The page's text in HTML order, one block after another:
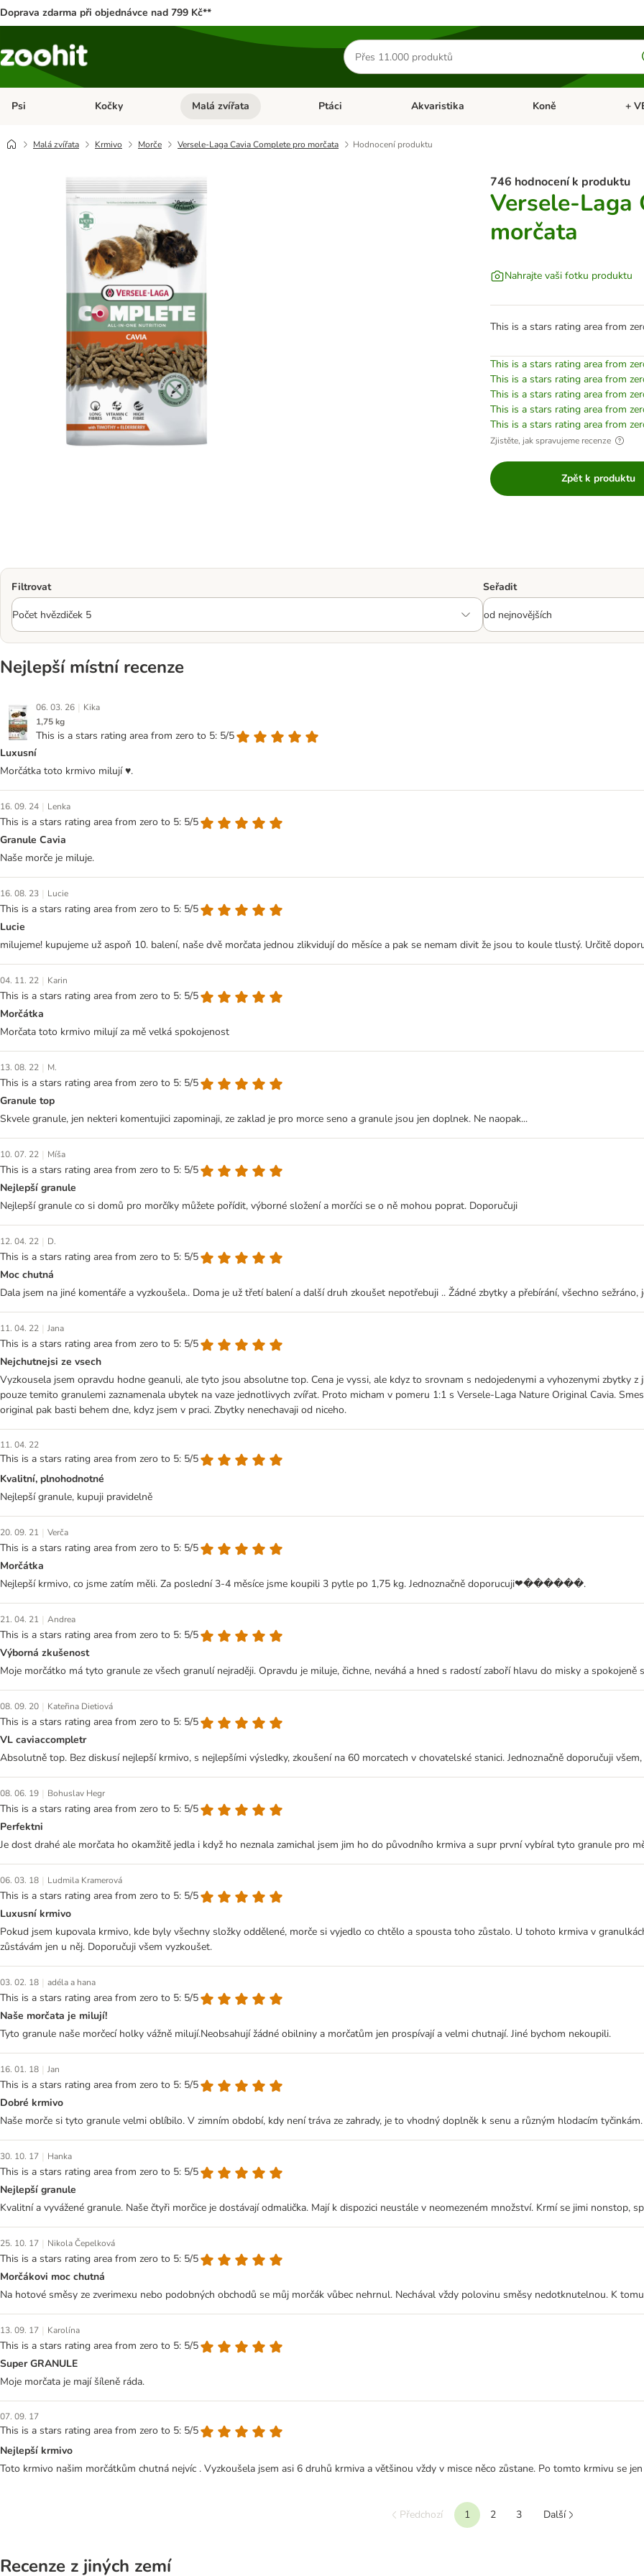
Doprava zdarma při objednávce nad 799 Kč**
Hledat
produkty
Psi Otevřít menu: Psi
Kočky Otevřít menu: Kočky
Malá zvířata Otevřít menu: Malá zvířata
Ptáci Otevřít menu: Ptáci
Akvaristika Otevřít menu: Akvaristika
Koně +
Malá zvířata Krmivo Morče Versele-Laga Cavia Complete pro morčata Hodnocení produktu
746 hodnocení k produktu
Versele-Laga
morčata
Nahrajte vaši fotku produktu
This is a stars rating area from
This is a stars rating area from
This is a stars rating area from
This is a stars rating area from
This is a stars rating area from
This is a stars rating area from
Zjistěte, jak spravujeme recenze
Zpět k produktu
Filtrovat Seřadit
Nejlepší místní recenze
06. 03. 26 | Kika
1,75 kg
This is a stars rating area from zero to 5: 5/5
Luxusní
Morčátka toto krmivo milují ♥️.
16. 09. 24 | Lenka
This is a stars rating area from zero to 5: 5/5
Granule Cavia
Naše morče je miluje.
16. 08. 23 | Lucie
This is a stars rating area from zero to 5: 5/5
Lucie
milujeme! kupujeme už aspoň 10. balení, naše dvě morčata jednou zlikvidují do měsíce a pak se nemam divit že jsou to koule tlustý. Určitě
04. 11. 22 | Karin
This is a stars rating area from zero to 5: 5/5
Morčátka
Morčata toto krmivo milují za mě velká spokojenost
13. 08. 22 | M.
This is a stars rating area from zero to 5: 5/5
Granule top
Skvele granule, jen nekteri komentujici zapominaji, ze zaklad je pro morce seno a granule jsou jen doplnek. Ne naopak...
10. 07. 22 | Míša
This is a stars rating area from zero to 5: 5/5
Nejlepší granule
Nejlepší granule co si domů pro morčíky můžete pořídit, výborné složení a morčíci se o ně mohou poprat. Doporučuji
12. 04. 22 | D.
This is a stars rating area from zero to 5: 5/5
Moc chutná
Dala jsem na jiné komentáře a vyzkoušela.. Doma je už třetí balení a další druh zkoušet nepotřebuji .. Žádné zbytky a přebírání, všechno sežráno,
11. 04. 22 | Jana
This is a stars rating area from zero to 5: 5/5
Nejchutnejsi ze vsech
Vyzkousela jsem opravdu hodne geanuli, ale tyto jsou absolutne top. Cena je vyssi, ale kdyz to srovnam s nedojedenymi a vyhozenymi zbytky
pouze temito granulemi zaznamenala ubytek na vaze jednotlivych zvířat. Proto micham v pomeru 1:1 s Versele-Laga Nature Original Cavia.
original pak basti behem dne, kdyz jsem v praci. Zbytky nenechavaji od niceho.
11. 04. 22
This is a stars rating area from zero to 5: 5/5
Kvalitní, plnohodnotné
Nejlepší granule, kupuji pravidelně
20. 09. 21 | Verča
This is a stars rating area from zero to 5: 5/5
Morčátka
Nejlepší krmivo, co jsme zatím měli. Za poslední 3-4 měsíce jsme koupili 3 pytle po 1,75 kg. Jednoznačně doporucuji❤������.
21. 04. 21 | Andrea
This is a stars rating area from zero to 5: 5/5
Výborná zkušenost
Moje morčátko má tyto granule ze všech granulí nejraději. Opravdu je miluje, čichne, neváhá a hned s radostí zaboří hlavu do misky a spokojeně
08. 09. 20 | Kateřina Dietiová
This is a stars rating area from zero to 5: 5/5
VL caviaccompletr
Absolutně top. Bez diskusí nejlepší krmivo, s nejlepšími výsledky, zkoušení na 60 morcatech v chovatelské stanici. Jednoznačně doporučuji
08. 06. 19 | Bohuslav Hegr
This is a stars rating area from zero to 5: 5/5
Perfektni
Je dost drahé ale morčata ho okamžitě jedla i když ho neznala zamichal jsem jim ho do původního krmiva a supr první vybíral tyto granule pro
06. 03. 18 | Ludmila Kramerová
This is a stars rating area from zero to 5: 5/5
Luxusní krmivo
Pokud jsem kupovala krmivo, kde byly všechny složky oddělené, morče si vyjedlo co chtělo a spousta toho zůstalo. U tohoto krmiva v
zůstávám jen u něj. Doporučuji všem vyzkoušet.
03. 02. 18 | adéla a hana
This is a stars rating area from zero to 5: 5/5
Naše morčata je milují!
Tyto granule naše morčecí holky vážně milují.Neobsahují žádné obilniny a morčatům jen prospívají a velmi chutnají. Jiné bychom nekoupili.
16. 01. 18 | Jan
This is a stars rating area from zero to 5: 5/5
Dobré krmivo
Naše morče si tyto granule velmi oblíbilo. V zimním období, kdy není tráva ze zahrady, je to vhodný doplněk k senu a různým hlodacím tyčinkám.
30. 10. 17 | Hanka
This is a stars rating area from zero to 5: 5/5
Nejlepší granule
Kvalitní a vyvážené granule. Naše čtyři morčice je dostávají odmalička. Mají k dispozici neustále v neomezeném množství. Krmí se jimi nonstop,
25. 10. 17 | Nikola Čepelková
This is a stars rating area from zero to 5: 5/5
Morčákovi moc chutná
Na hotové směsy ze zverimexu nebo podobných obchodů se můj morčák vůbec nehrnul. Nechával vždy polovinu směsy nedotknutelnou. K
13. 09. 17 | Karolína
This is a stars rating area from zero to 5: 5/5
Super GRANULE
Moje morčata je mají šíleně ráda.
07. 09. 17
This is a stars rating area from zero to 5: 5/5
Nejlepší krmivo
Toto krmivo našim morčátkům chutná nejvíc . Vyzkoušela jsem asi 6 druhů krmiva a většinou vždy v misce něco zůstane. Po tomto krmivu se
Předchozí 1 2 3 Další
Recenze z jiných zemí